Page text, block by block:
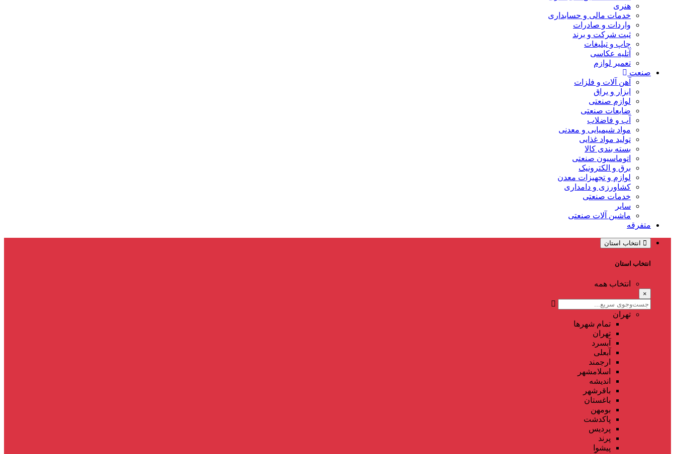
هنری
خدمات مالی و حسابداری
واردات و صادرات
ثبت شرکت و برند
چاپ و تبلیغات
آتلیه عکاسی
تعمیر لوازم
صنعت
آهن آلات و فلزات
ابزار و یراق
لوازم صنعتی
ضایعات صنعتی
آب و فاضلاب
مواد شیمیایی و معدنی
تولید مواد غذایی
بسته بندی کالا
اتوماسیون صنعتی
برق و الکترونیک
لوازم و تجهیزات معدن
کشاورزی و دامداری
خدمات صنعتی
سایر
ماشین آلات صنعتی
متفرقه
انتخاب استان
انتخاب همه
×
تهران
تمام شهر‌ها
تهران
آبسرد
آبعلی
ارجمند
اسلامشهر
اندیشه
باقرشهر
باغستان
بومهن
پاکدشت
پردیس
پرند
پیشوا